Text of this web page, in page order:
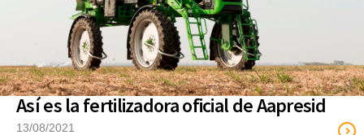
Así es la fertilizadora oficial de Aapresid
13/08/2021